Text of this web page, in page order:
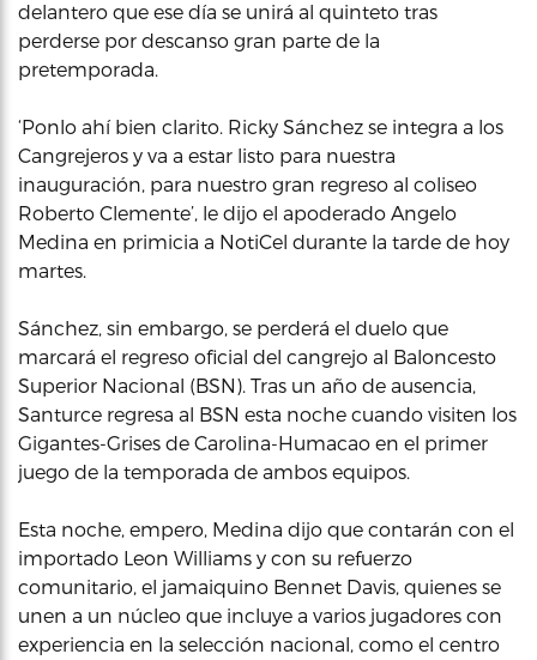
delantero que ese día se unirá al quinteto tras
perderse por descanso gran parte de la
pretemporada.
‘Ponlo ahí bien clarito. Ricky Sánchez se integra a los
Cangrejeros y va a estar listo para nuestra
inauguración, para nuestro gran regreso al coliseo
Roberto Clemente’, le dijo el apoderado Angelo
Medina en primicia a NotiCel durante la tarde de hoy
martes.
Sánchez, sin embargo, se perderá el duelo que
marcará el regreso oficial del cangrejo al Baloncesto
Superior Nacional (BSN). Tras un año de ausencia,
Santurce regresa al BSN esta noche cuando visiten los
Gigantes-Grises de Carolina-Humacao en el primer
juego de la temporada de ambos equipos.
Esta noche, empero, Medina dijo que contarán con el
importado Leon Williams y con su refuerzo
comunitario, el jamaiquino Bennet Davis, quienes se
unen a un núcleo que incluye a varios jugadores con
experiencia en la selección nacional, como el centro